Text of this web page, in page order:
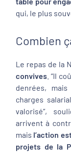
qui, le plus
Combien
Le repas de la
convives . “Il
denrées,
charges
valorisé”,
arrivent à
mais l’action
projets de la